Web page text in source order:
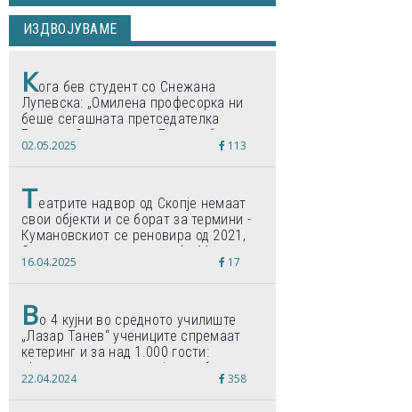
ИЗДВОЈУВАМЕ
Кога бев студент со Снежана
Лупевска: „Омилена професорка ни
беше сегашната претседателка
Гордана Сиљановска-Давкова“
02.05.2025 113
Театрите надвор од Скопје немаат
свои објекти и се борат за термини -
Кумановскиот се реновира од 2021,
Струмичкиот се гради веќе 11 години
16.04.2025 17
Во 4 кујни во средното училиште
„Лазар Танев“ учениците спремаат
кетеринг и за над 1.000 гости:
„Формиравме компанија и работиме
по светски стандарди“
22.04.2024 358